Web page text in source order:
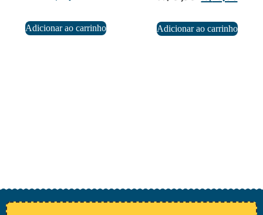
Adicionar ao carrinho Adicionar ao carrinho